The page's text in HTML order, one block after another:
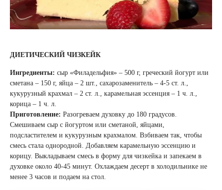
ДИЕТИЧЕСКИЙ ЧИЗКЕЙК
Ингредиенты: сыр «Филадельфия» – 500 г, греческий йогурт или
сметана – 150 г, яйца – 2 шт., сахарозаменитель – 4-5 ст. л.,
кукурузный крахмал – 2 ст. л., карамельная эссенция – 1 ч. л.,
корица – 1 ч. л.
Приготовление: Разогреваем духовку до 180 градусов.
Смешиваем сыр с йогуртом или сметаной, яйцами,
подсластителем и кукурузным крахмалом. Взбиваем так, чтобы
смесь стала однородной. Добавляем карамельную эссенцию и
корицу. Выкладываем смесь в форму для чизкейка и запекаем в
духовке около 40-45 минут. Охлаждаем десерт в холодильнике не
менее 3 часов и подаем на стол.